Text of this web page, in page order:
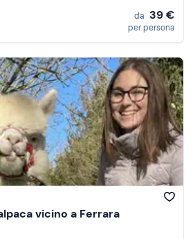
da 39 €
per persona
vicino a Ferrara